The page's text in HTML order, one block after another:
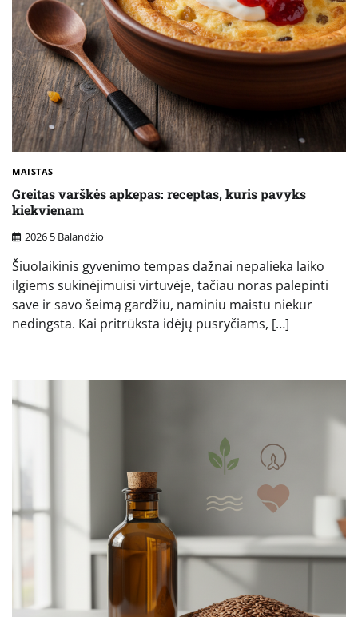
MAISTAS
Greitas varškės apkepas: receptas, kuris pavyks
kiekvienam
2026 5 Balandžio
Šiuolaikinis gyvenimo tempas dažnai nepalieka laiko
ilgiems sukinėjimuisi virtuvėje, tačiau noras palepinti
save ir savo šeimą gardžiu, naminiu maistu niekur
nedingsta. Kai pritrūksta idėjų pusryčiams, […]